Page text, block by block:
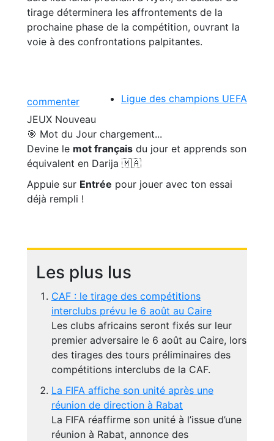
tirage déterminera les affrontements de la
prochaine phase de la compétition, ouvrant la
voie à des confrontations palpitantes.
commenter
Ligue des champions UEFA
JEUX Nouveau
🎯 Mot du Jour chargement...
Devine le mot français du jour et apprends son
équivalent en Darija 🇲🇦
Appuie sur Entrée pour jouer avec ton essai
déjà rempli !
Les plus lus
CAF : le tirage des compétitions
interclubs prévu le 6 août au Caire
Les clubs africains seront fixés sur leur
premier adversaire le 6 août au Caire, lors
des tirages des tours préliminaires des
compétitions interclubs de la CAF.
La FIFA affiche son unité après une
réunion de direction à Rabat
La FIFA réaffirme son unité à l’issue d’une
réunion à Rabat, annonce des